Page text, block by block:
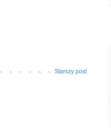
Starszy post